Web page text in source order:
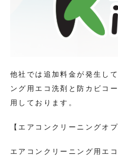
他社では追加料金が発生し
ング用エコ洗剤と防カビコ
用しております。
【エアコンクリーニングオ
エアコンクリーニング用エ